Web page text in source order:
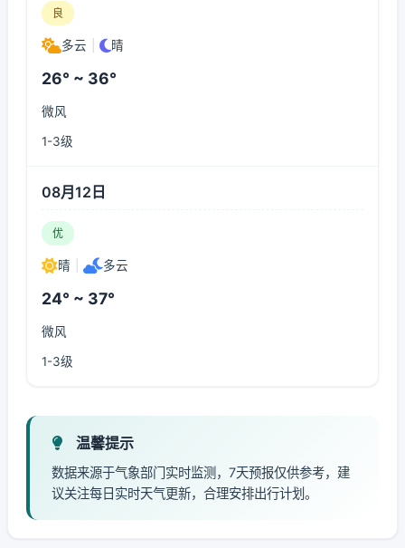
良
多云 晴
26° ~ 36°
微风
1-3级
08月12日
优
晴 多云
24° ~ 37°
微风
1-3级
温馨提示
数据来源于气象部门实时监测，7天预报仅供参考，建
议关注每日实时天气更新，合理安排出行计划。